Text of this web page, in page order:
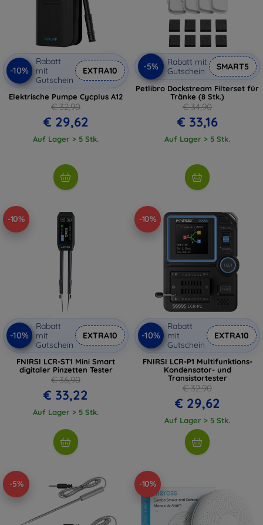
-10%
Rabatt
mit
Gutschein
EXTRA10
Elektrische Pumpe Cycplus A12
€ 32,90
€ 29,62
Auf Lager > 5 Stk.
-5%
Rabatt mit
Gutschein
SMART5
Petlibro Dockstream Filterset für
Tränke (8 Stk.)
€ 34,90
€ 33,16
Auf Lager > 5 Stk.
-10%
-10%
Rabatt
mit
Gutschein
EXTRA10
FNIRSI LCR-ST1 Mini Smart
digitaler Pinzetten Tester
€ 36,90
€ 33,22
Auf Lager > 5 Stk.
-10%
-10%
Rabatt
mit
Gutschein
EXTRA10
FNIRSI LCR-P1 Multifunktions-
Kondensator- und
Transistortester
€ 32,90
€ 29,62
Auf Lager > 5 Stk.
-5% -10%